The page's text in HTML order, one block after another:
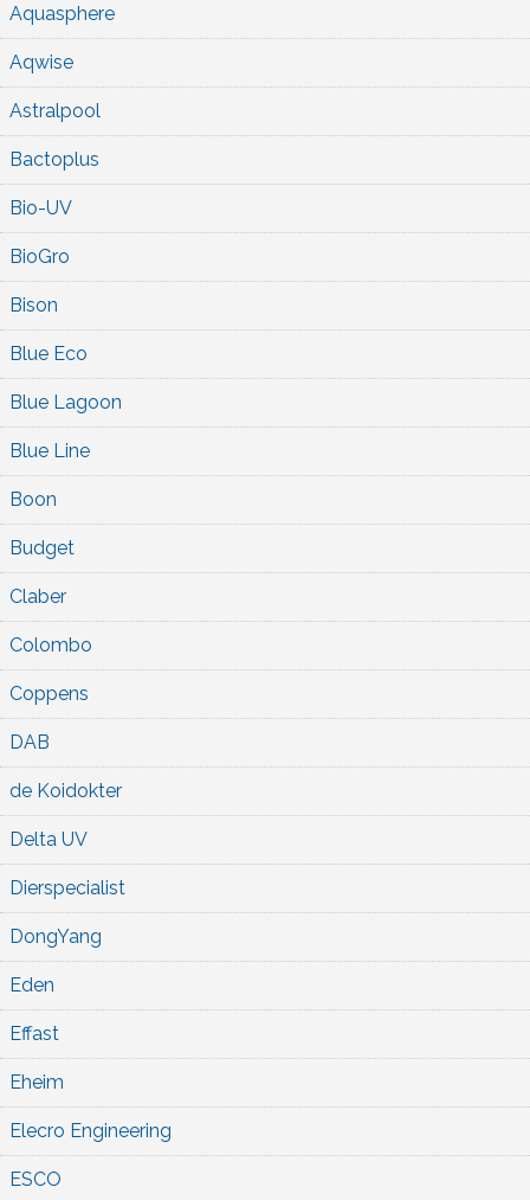
Aquasphere
Aqwise
Astralpool
Bactoplus
Bio-UV
BioGro
Bison
Blue Eco
Blue Lagoon
Blue Line
Boon
Budget
Claber
Colombo
Coppens
DAB
de Koidokter
Delta UV
Dierspecialist
DongYang
Eden
Effast
Eheim
Elecro Engineering
ESCO